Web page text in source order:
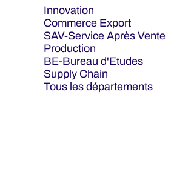
Innovation
Commerce Export
SAV-Service Après Vente
Production
BE-Bureau d'Etudes
Supply Chain
Tous les départements